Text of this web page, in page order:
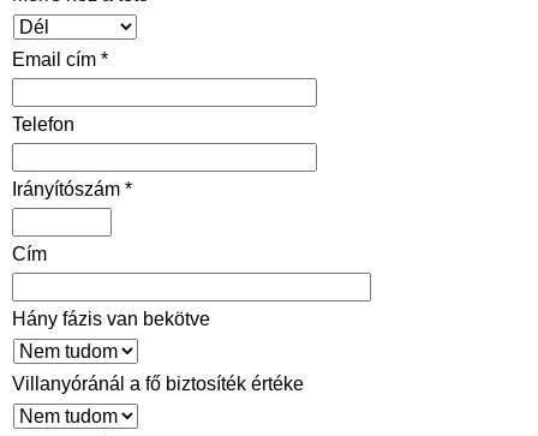
Email cím *
Telefon
Irányítószám *
Cím
Hány fázis van bekötve
Villanyóránál a fő biztosíték értéke